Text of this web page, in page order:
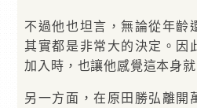
不過他也坦言，無論從年齡
其實都是非常大的決定。因
加入時，也讓他感覺這本身
另一方面，在原田勝弘離開